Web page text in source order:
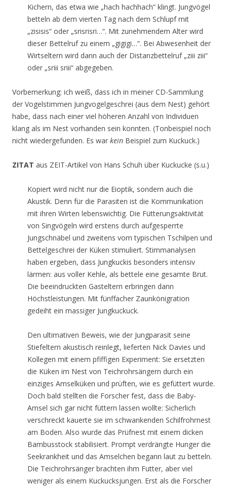
Kichern, das etwa wie „hach hachhach“ klingt. Jungvögel
betteln ab dem vierten Tag nach dem Schlupf mit
„zisisis“ oder „srisrisri…“. Mit zunehmendem Alter wird
dieser Bettelruf zu einem „gigigi…“. Bei Abwesenheit der
Wirtseltern wird dann auch der Distanzbettelruf „ziii ziii“
oder „sriii sriii“ abgegeben.
Vorbemerkung: ich weiß, dass ich in meiner CD-Sammlung
der Vogelstimmen Jungvogelgeschrei (aus dem Nest) gehört
habe, dass nach einer viel höheren Anzahl von Individuen
klang als im Nest vorhanden sein konnten. (Tonbeispiel noch
nicht wiedergefunden. Es war kein Beispiel zum Kuckuck.)
ZITAT aus ZEIT-Artikel von Hans Schuh über Kuckucke (s.u.)
Kopiert wird nicht nur die Eioptik, sondern auch die
Akustik. Denn für die Parasiten ist die Kommunikation
mit ihren Wirten lebenswichtig. Die Fütterungsaktivität
von Singvögeln wird erstens durch aufgesperrte
Jungschnäbel und zweitens vom typischen Tschilpen und
Bettelgeschrei der Küken stimuliert. Stimmanalysen
haben ergeben, dass Jungkuckis besonders intensiv
lärmen: aus voller Kehle, als bettele eine gesamte Brut.
Die beeindruckten Gasteltern erbringen dann
Höchstleistungen. Mit fünffacher Zaunkönigration
gedeiht ein massiger Jungkuckuck.
Den ultimativen Beweis, wie der Jungparasit seine
Stiefeltern akustisch reinlegt, lieferten Nick Davies und
Kollegen mit einem pfiffigen Experiment: Sie ersetzten
die Küken im Nest von Teichrohrsängern durch ein
einziges Amselküken und prüften, wie es gefüttert wurde.
Doch bald stellten die Forscher fest, dass die Baby-
Amsel sich gar nicht füttern lassen wollte: Sicherlich
verschreckt kauerte sie im schwankenden Schilfrohrnest
am Boden. Also wurde das Prüfnest mit einem dicken
Bambusstock stabilisiert. Prompt verdrängte Hunger die
Seekrankheit und das Amselchen begann laut zu betteln.
Die Teichrohrsänger brachten ihm Futter, aber viel
weniger als einem Kuckucksjungen. Erst als die Forscher